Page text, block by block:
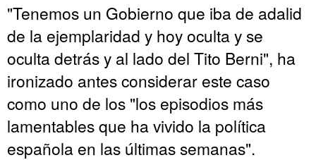
"Tenemos un Gobierno que iba de adalid
de la ejemplaridad y hoy oculta y se
oculta detrás y al lado del Tito Berni", ha
ironizado antes considerar este caso
como uno de los "los episodios más
lamentables que ha vivido la política
española en las últimas semanas".